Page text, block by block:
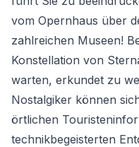
vom Opernhaus über
zahlreichen Museen!
Konstellation von
warten, erkundet zu
Nostalgiker können
örtlichen
technikbegeisterten